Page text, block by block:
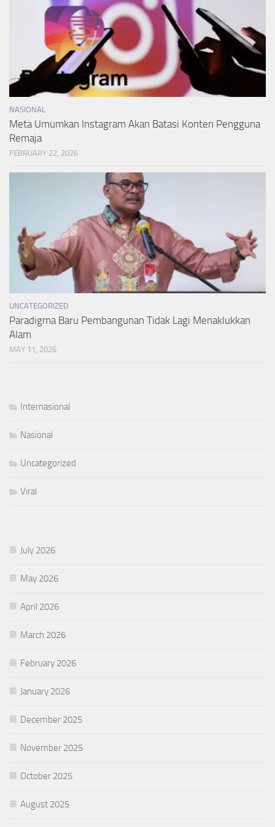
NASIONAL
Meta Umumkan Instagram Akan Batasi Konten Pengguna
Remaja
FEBRUARY 22, 2026
UNCATEGORIZED
Paradigma Baru Pembangunan Tidak Lagi Menaklukkan
Alam
MAY 11, 2026
Internasional
Nasional
Uncategorized
Viral
July 2026
May 2026
April 2026
March 2026
February 2026
January 2026
December 2025
November 2025
October 2025
August 2025